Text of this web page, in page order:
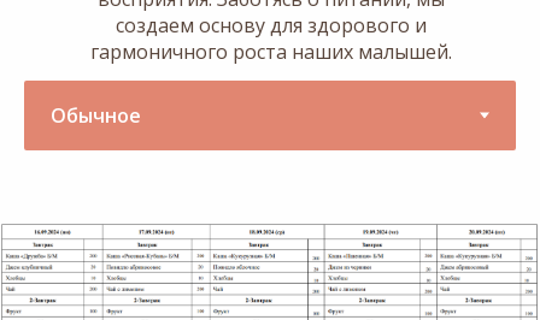
создаем основу для здорового и
гармоничного роста наших малышей.